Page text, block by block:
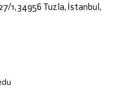
1, 34956 Tuzla, İstanbul,